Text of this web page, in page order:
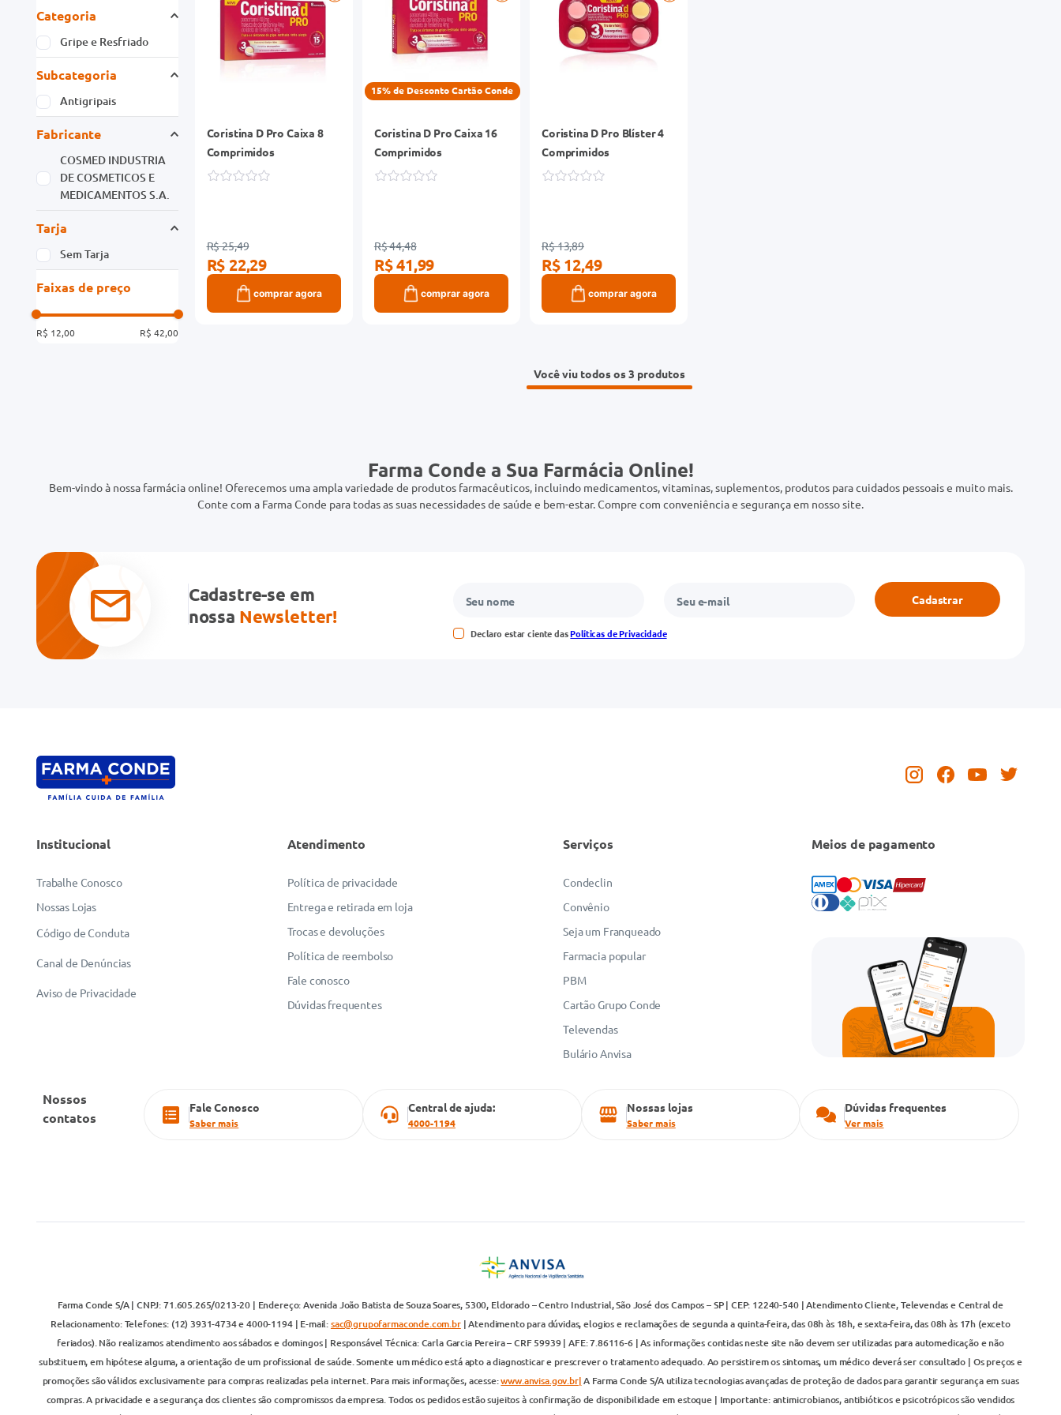
Categoria
Gripe e Resfriado
Subcategoria
Antigripais
Fabricante
COSMED INDUSTRIA
DE COSMETICOS E
MEDICAMENTOS S.A.
Tarja
Sem Tarja
Faixas de preço
R$ 12,00 R$ 42,00
Coristina D Pro Caixa 8
Comprimidos
R$ 25,49
R$ 22,29
comprar agora
15% de Desconto Cartão Conde
Coristina D Pro Caixa 16
Comprimidos
R$ 44,48
R$ 41,99
comprar agora
Coristina D Pro Blíster 4
Comprimidos
R$ 13,89
R$ 12,49
comprar agora
Você viu todos os 3
Farma Conde a Sua Farmácia Online!
Bem-vindo à nossa farmácia online! Oferecemos uma ampla variedade de produtos farmacêuticos, incluindo medicamentos, vitaminas, suplementos, produtos para cuidados pessoais e muito mais.
Conte com a Farma Conde para todas as suas necessidades de saúde e bem-estar. Compre com conveniência e segurança em nosso site.
Cadastre-se em
nossa Newsletter!
Declaro estar ciente dasPolíticas de Privacidade
Cadastrar
Institucional
Trabalhe Conosco
Nossas Lojas
Código de Conduta
Canal de Denúncias
Aviso de Privacidade
Atendimento
Política de privacidade
Entrega e retirada em loja
Trocas e devoluções
Política de reembolso
Fale conosco
Dúvidas frequentes
Serviços
Condeclin
Convênio
Seja um Franqueado
Farmacia popular
PBM
Cartão Grupo Conde
Televendas
Bulário Anvisa
Meios de pagamento
Nossos
contatos
Fale Conosco
Saber mais
Central de ajuda:
4000-1194
Nossas lojas
Saber mais
Dúvidas frequentes
Ver mais
Farma Conde S/A | CNPJ: 71.605.265/0213-20 | Endereço: Avenida João Batista de Souza Soares, 5300, Eldorado – Centro Industrial, São José dos Campos – SP | CEP: 12240-540 | Atendimento Cliente, Televendas e Central de
Relacionamento: Telefones: (12) 3931-4734 e 4000-1194 | E-mail:sac@grupofarmaconde.com.br| Atendimento para dúvidas, elogios e reclamações de segunda a quinta-feira, das 08h às 18h, e sexta-feira, das 08h às 17h (exceto
feriados). Não realizamos atendimento aos sábados e domingos | Responsável Técnica: Carla Garcia Pereira – CRF 59939 | AFE: 7.86116-6 | As informações contidas neste site não devem ser utilizadas para automedicação e não
substituem, em hipótese alguma, a orientação de um profissional de saúde. Somente um médico está apto a diagnosticar e prescrever o tratamento adequado. Ao persistirem os sintomas, um médico deverá ser consultado | Os preços e
promoções são válidos exclusivamente para compras realizadas pela internet. Para mais informações, acesse:www.anvisa.gov.br|A Farma Conde S/A utiliza tecnologias avançadas de proteção de dados para garantir segurança em suas
compras. A privacidade e a segurança dos clientes são compromissos da empresa. Todos os pedidos estão sujeitos à confirmação de disponibilidade em estoque | Importante: antimicrobianos, antibióticos e psicotrópicos são vendidos